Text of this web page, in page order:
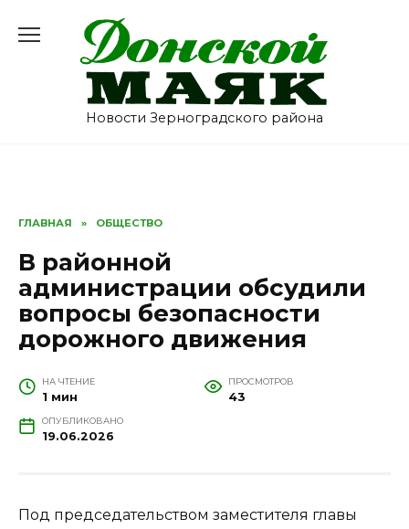
содержанию
Новости Зерноградского района
ГЛАВНАЯ » ОБЩЕСТВО
В районной
администрации обсудили
вопросы безопасности
дорожного движения
НА ЧТЕНИЕ
1 мин
ПРОСМОТРОВ
43
ОПУБЛИКОВАНО
19.06.2026
Под председательством заместителя главы